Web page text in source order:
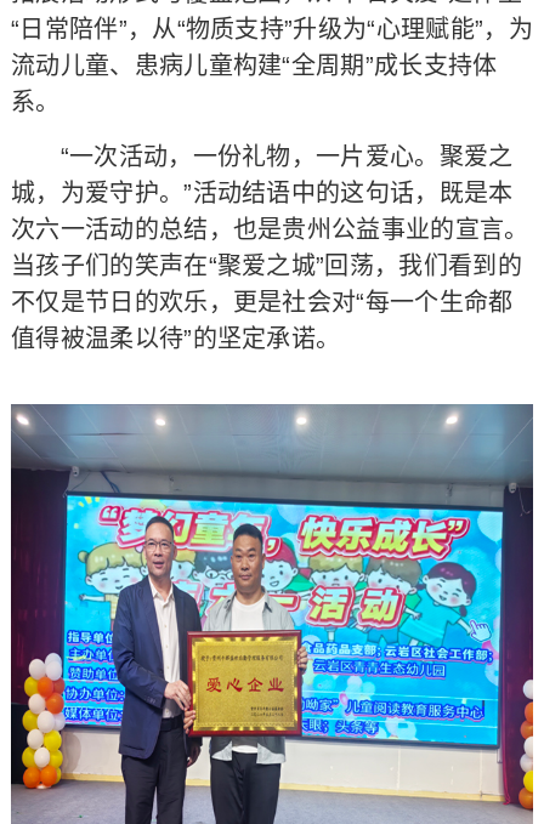
“日常陪伴”，从“物质支持”升级为“心理赋能”，为
流动儿童、患病儿童构建“全周期”成长支持体
系。
“一次活动，一份礼物，一片爱心。聚爱之
城，为爱守护。”活动结语中的这句话，既是本
次六一活动的总结，也是贵州公益事业的宣言。
当孩子们的笑声在“聚爱之城”回荡，我们看到的
不仅是节日的欢乐，更是社会对“每一个生命都
值得被温柔以待”的坚定承诺。